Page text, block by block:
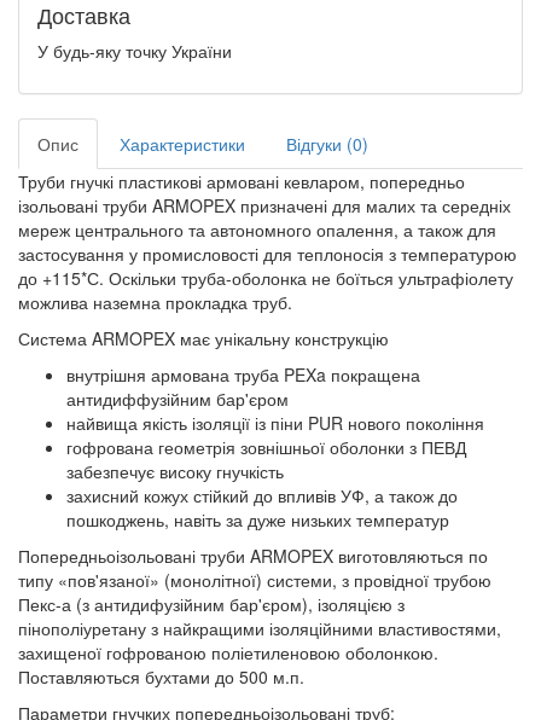
Доставка
У будь-яку точку України
Опис Характеристики
Відгуки (0)
Труби гнучкі пластикові армовані кевларом, попередньо
ізольовані труби ARMOPEX призначені для малих та середніх
мереж центрального та автономного опалення, а також для
застосування у промисловості для теплоносія з температурою
до +115*С. Оскільки труба-оболонка не боїться ультрафіолету
можлива наземна прокладка труб.
Система ARMOPEX має унікальну конструкцію
внутрішня армована труба PEXa покращена
антидиффузійним бар'єром
найвища якість ізоляції із піни PUR нового покоління
гофрована геометрія зовнішньої оболонки з ПЕВД
забезпечує високу гнучкість
захисний кожух стійкий до впливів УФ, а також до
пошкоджень, навіть за дуже низьких температур
Попередньоізольовані труби ARMOPEX виготовляються по
типу «пов'язаної» (монолітної) системи, з провідної трубою
Пекс-а (з антидифузійним бар'єром), ізоляцією з
пінополіуретану з найкращими ізоляційними властивостями,
захищеної гофрованою поліетиленовою оболонкою.
Поставляються бухтами до 500 м.п.
Параметри гнучких попередньоізольовані труб: